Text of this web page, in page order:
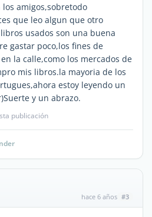
amigos,sobretodo
que leo algun que otro
usados son una buena
gastar poco,los fines de
la calle,como los mercados de
mis libros.la mayoria de los
estoy leyendo un
y un abrazo.
publicación
hace 6 años #3